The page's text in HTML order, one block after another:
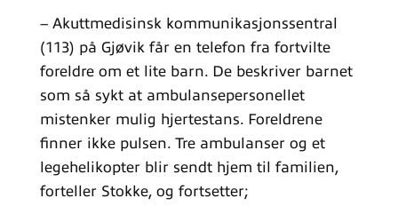
– Akuttmedisinsk kommunikasjonssentral
(113) på Gjøvik får en telefon fra fortvilte
foreldre om et lite barn. De beskriver barnet
som så sykt at ambulansepersonellet
mistenker mulig hjertestans. Foreldrene
finner ikke pulsen. Tre ambulanser og et
legehelikopter blir sendt hjem til familien,
forteller Stokke, og fortsetter;